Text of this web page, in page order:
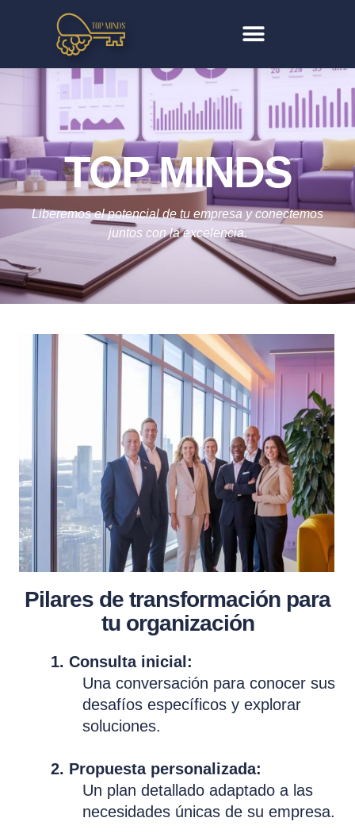
TOP MINDS
Liberemos el potencial de tu empresa y conectemos
juntos con la excelencia.
Pilares de transformación para
tu organización
1. Consulta inicial:
Una conversación para conocer sus
desafíos específicos y explorar
soluciones.
2. Propuesta personalizada:
Un plan detallado adaptado a las
necesidades únicas de su empresa.